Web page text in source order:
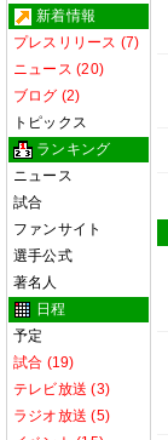
新着情報
プレスリリース (7)
ニュース (20)
ブログ (2)
トピックス
ランキング
ニュース
試合
ファンサイト
選手公式
著名人
日程
予定
試合 (19)
テレビ放送 (3)
ラジオ放送 (5)